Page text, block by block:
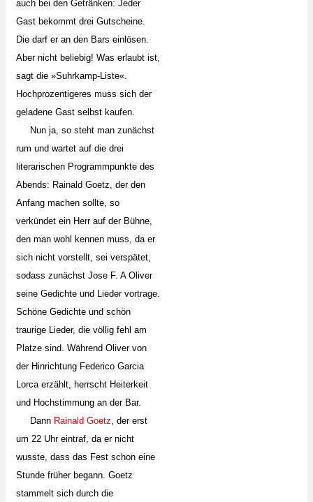
auch bei den Getränken: Jeder
Gast bekommt drei Gutscheine.
Die darf er an den Bars einlösen.
Aber nicht beliebig! Was erlaubt ist,
sagt die »Suhrkamp-Liste«.
Hochprozentigeres muss sich der
geladene Gast selbst kaufen.
Nun ja, so steht man zunächst
rum und wartet auf die drei
literarischen Programmpunkte des
Abends: Rainald Goetz, der den
Anfang machen sollte, so
verkündet ein Herr auf der Bühne,
den man wohl kennen muss, da er
sich nicht vorstellt, sei verspätet,
sodass zunächst Jose F. A Oliver
seine Gedichte und Lieder vortrage.
Schöne Gedichte und schön
traurige Lieder, die völlig fehl am
Platze sind. Während Oliver von
der Hinrichtung Federico Garcia
Lorca erzählt, herrscht Heiterkeit
und Hochstimmung an der Bar.
Dann Rainald Goetz, der erst
um 22 Uhr eintraf, da er nicht
wusste, dass das Fest schon eine
Stunde früher begann. Goetz
stammelt sich durch die